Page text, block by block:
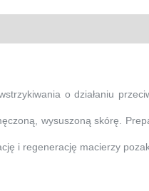
o działaniu
wysuszoną skórę.
i regenerację macierzy